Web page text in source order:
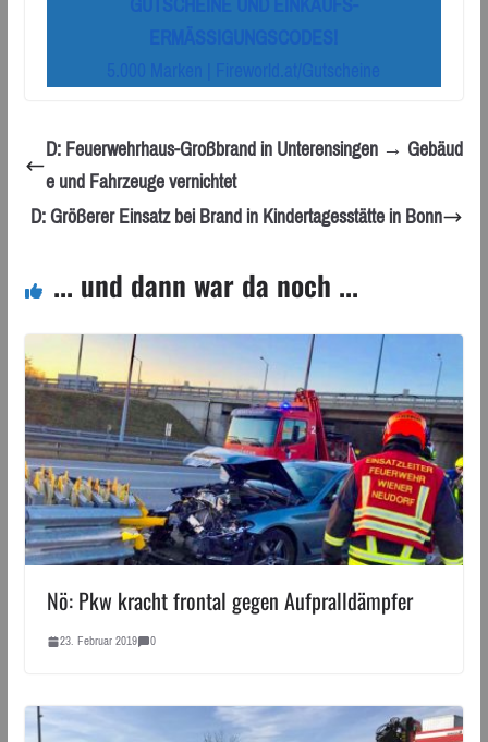
D: Feuerwehrhaus-Großbrand in Unterensingen → Gebäud
e und Fahrzeuge vernichtet
D: Größerer Einsatz bei Brand in Kindertagesstätte in Bonn
... und dann war da noch ...
Nö: Pkw kracht frontal gegen Aufpralldämpfer
23. Februar 2019 0